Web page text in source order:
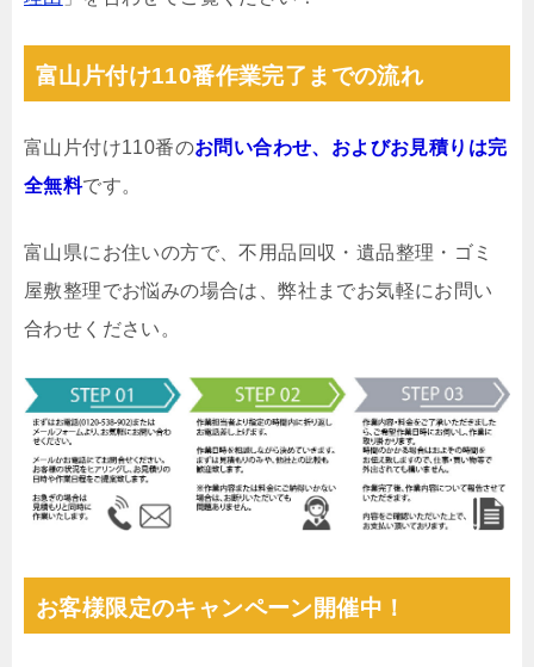
富山片付け110番作業完了までの流れ
富山片付け110番のお問い合わせ、およびお見積りは完
全無料です。
富山県にお住いの方で、不用品回収・遺品整理・ゴミ
屋敷整理でお悩みの場合は、弊社までお気軽にお問い
合わせください。
お客様限定のキャンペーン開催中！